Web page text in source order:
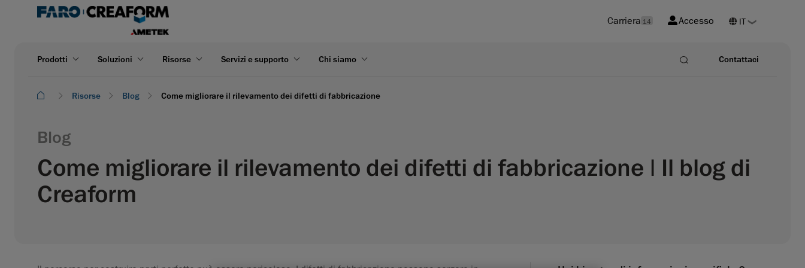
Carriera 14 Accesso
Prodotti Soluzioni Risorse Servizi e supporto Chi siamo Contattaci
Risorse Blog Come migliorare il rilevamento dei difetti di fabbricazione
Blog
Come migliorare il rilevamento dei difetti di fabbricazione | Il blog di
Creaform